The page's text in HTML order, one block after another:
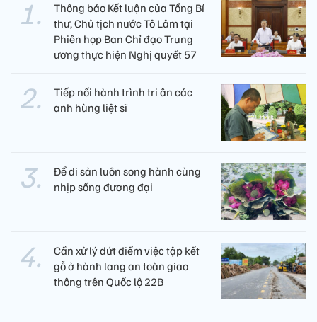
Thông báo Kết luận của Tổng Bí
thư, Chủ tịch nước Tô Lâm tại
Phiên họp Ban Chỉ đạo Trung
ương thực hiện Nghị quyết 57
Tiếp nối hành trình tri ân các
anh hùng liệt sĩ ​
Để di sản luôn song hành cùng
nhịp sống đương đại
Cần xử lý dứt điểm việc tập kết
gỗ ở hành lang an toàn giao
thông trên Quốc lộ 22B